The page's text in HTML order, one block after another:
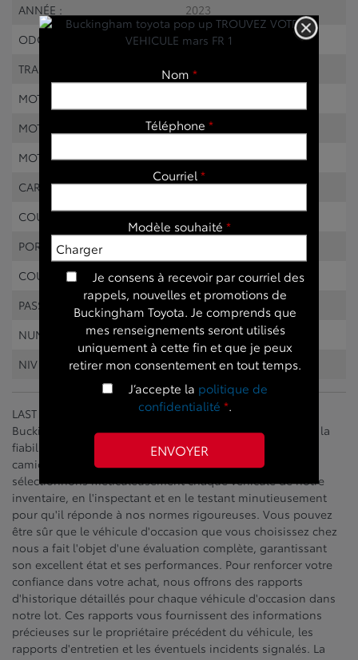
ANNÉE :
2023
ODOMÈTRE:
1 187 km
TRANSMISSION :
Automatique
MOTRICITÉ :
MOTEUR :
8 Cylindres
MOTEUR (L) :
8 Cylinder Engine
CARBURANT :
Essence
COULEUR EXTÉRIEUR :
Rouge
PORTES :
COULEUR INTÉRIEUR:
Noir
PASSAGERS :
5
NUMÉRO DE STOCK :
D3035
NIV :
2C3CDXGJ3PH642344
LAST CALL - DERNIERE CHANCE - TRES RARE - Chez
Buckingham Chrysler, nous comprenons l'importance de la
fiabilité et de la durabilité lorsqu'il s'agit de voitures, de
camions et de VUS d'occasion. C'est pourquoi nous
sélectionnons méticuleusement chaque véhicule de notre
inventaire, en l'inspectant et en le testant minutieusement
pour qu'il réponde à nos normes rigoureuses. Vous pouvez
être sûr que le véhicule d'occasion que vous choisissez chez
nous a fait l'objet d'une évaluation complète, garantissant
son excellent état et ses performances. Pour renforcer votre
confiance dans votre achat, nous offrons des rapports
d'historique détaillés pour chaque véhicule d'occasion dans
notre lot. Ces rapports vous fournissent des informations
précieuses sur le propriétaire précédent du véhicule, les
rapports d'entretien et les éventuels incidents signalés. La
Nom *
Téléphone *
Courriel*
Modèle souhaité *
Je consens à recevoir par courriel des
rappels, nouvelles et promotions de
Buckingham Toyota. Je comprends que
mes renseignements seront utilisés
uniquement à cette fin et que je peux
retirer mon consentement en tout temps.
J’accepte la politique de
confidentialité *.